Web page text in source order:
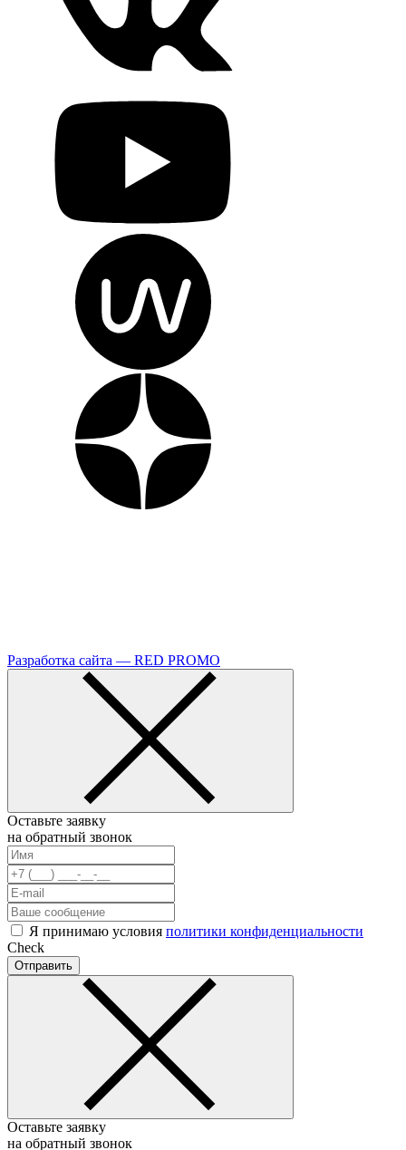
Разработка сайта — RED PROMO
Оставьте заявку
на обратный звонок
Я принимаю условия политики конфиденциальности
Check
Отправить
Оставьте заявку
на обратный звонок